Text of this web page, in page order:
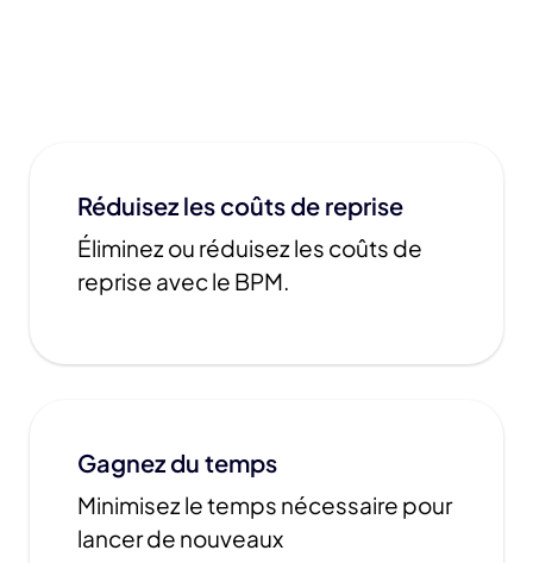
Réduisez les coûts de reprise
Éliminez ou réduisez les coûts de
reprise avec le BPM.
Gagnez du temps
Minimisez le temps nécessaire pour
lancer de nouveaux